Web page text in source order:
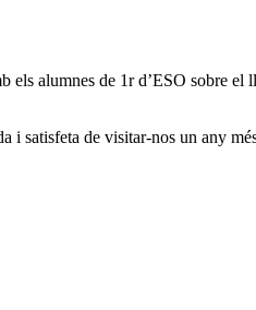
els alumnes de 1r d’ESO sobre el
i satisfeta de visitar-nos un any